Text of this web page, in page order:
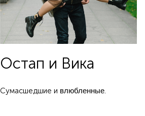
Остап и Вика
Сумасшедшие и влюбленные.